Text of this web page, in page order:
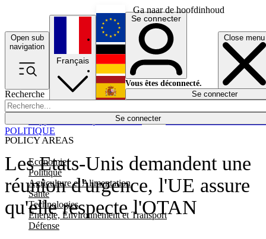
Ga naar de hoofdinhoud
Open sub
navigation
Close menu
Recherche
Se connecter
POLICY AREAS
Economie
Politique
Agriculture et Alimentation
Santé
Technologies
Energie, Environnement et Transport
Défense
Économie
Français
English
Deutsch
Español
Se connecter
Vous êtes déconnecté.
Se connecter
Les Etats-Unis demandent une
réunion d'urgence, l'UE assure
qu'elle respecte l'OTAN
POLITIQUE